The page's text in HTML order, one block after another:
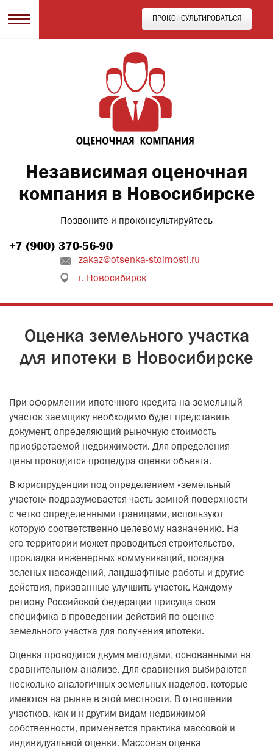
ПРОКОНСУЛЬТИРОВАТЬСЯ
Независимая оценочная
компания в Новосибирске
Позвоните и проконсультируйтесь
zakaz@otsenka-stoimosti.ru
г. Новосибирск
Оценка земельного участка
для ипотеки в Новосибирске
При оформлении ипотечного кредита на земельный
участок заемщику необходимо будет представить
документ, определяющий рыночную стоимость
приобретаемой недвижимости. Для определения
цены проводится процедура оценки объекта.
В юриспруденции под определением «земельный
участок» подразумевается часть земной поверхности
с четко определенными границами, используют
которую соответственно целевому назначению. На
его территории может проводиться строительство,
прокладка инженерных коммуникаций, посадка
зеленых насаждений, ландшафтные работы и другие
действия, призванные улучшить участок. Каждому
региону Российской федерации присуща своя
специфика в проведении действий по оценке
земельного участка для получения ипотеки.
Оценка проводится двумя методами, основанными на
сравнительном анализе. Для сравнения выбираются
несколько аналогичных земельных наделов, которые
имеются на рынке в этой местности. В отношении
участков, как и к другим видам недвижимой
собственности, применяется практика массовой и
индивидуальной оценки. Массовая оценка